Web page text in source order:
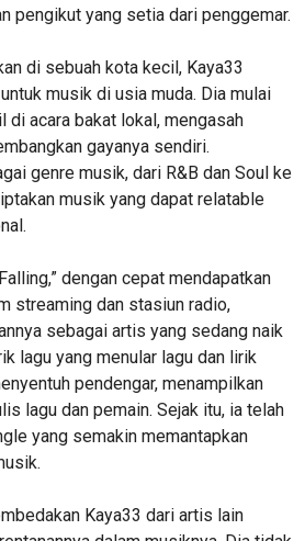
pengikut yang setia dari penggemar.
di sebuah kota kecil, Kaya33
musik di usia muda. Dia mulai
di acara bakat lokal, mengasah
gayanya sendiri.
genre musik, dari R&B dan Soul ke
musik yang dapat relatable
dengan cepat mendapatkan
streaming dan stasiun radio,
sebagai artis yang sedang naik
lagu yang menular lagu dan lirik
pendengar, menampilkan
lagu dan pemain. Sejak itu, ia telah
yang semakin memantapkan
Kaya33 dari artis lain